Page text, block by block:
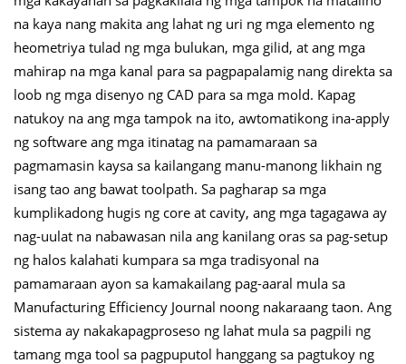
na kaya nang makita ang lahat ng uri ng mga elemento ng
heometriya tulad ng mga bulukan, mga gilid, at ang mga
mahirap na mga kanal para sa pagpapalamig nang direkta sa
loob ng mga disenyo ng CAD para sa mga mold. Kapag
natukoy na ang mga tampok na ito, awtomatikong ina-apply
ng software ang mga itinatag na pamamaraan sa
pagmamasin kaysa sa kailangang manu-manong likhain ng
isang tao ang bawat toolpath. Sa pagharap sa mga
kumplikadong hugis ng core at cavity, ang mga tagagawa ay
nag-uulat na nabawasan nila ang kanilang oras sa pag-setup
ng halos kalahati kumpara sa mga tradisyonal na
pamamaraan ayon sa kamakailang pag-aaral mula sa
Manufacturing Efficiency Journal noong nakaraang taon. Ang
sistema ay nakakapagproseso ng lahat mula sa pagpili ng
tamang mga tool sa pagpuputol hanggang sa pagtukoy ng